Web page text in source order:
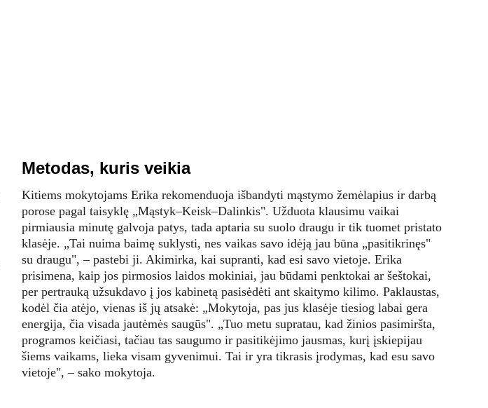
Kitiems mokytojams Erika rekomenduoja išbandyti mąstymo žemėlapius ir darbą
porose pagal taisyklę „Mąstyk–Keisk–Dalinkis". Užduota klausimu vaikai
pirmiausia minutę galvoja patys, tada aptaria su suolo draugu ir tik tuomet pristato
klasėje. „Tai nuima baimę suklysti, nes vaikas savo idėją jau būna „pasitikrinęs"
su draugu", – pastebi ji. Akimirka, kai supranti, kad esi savo vietoje. Erika
prisimena, kaip jos pirmosios laidos mokiniai, jau būdami penktokai ar šeštokai,
per pertrauką užsukdavo į jos kabinetą pasisėdėti ant skaitymo kilimo. Paklaustas,
kodėl čia atėjo, vienas iš jų atsakė: „Mokytoja, pas jus klasėje tiesiog labai gera
energija, čia visada jautėmės saugūs". „Tuo metu supratau, kad žinios pasimiršta,
programos keičiasi, tačiau tas saugumo ir pasitikėjimo jausmas, kurį įskiepijau
šiems vaikams, lieka visam gyvenimui. Tai ir yra tikrasis įrodymas, kad esu savo
vietoje", – sako mokytoja.
Metodas, kuris veikia